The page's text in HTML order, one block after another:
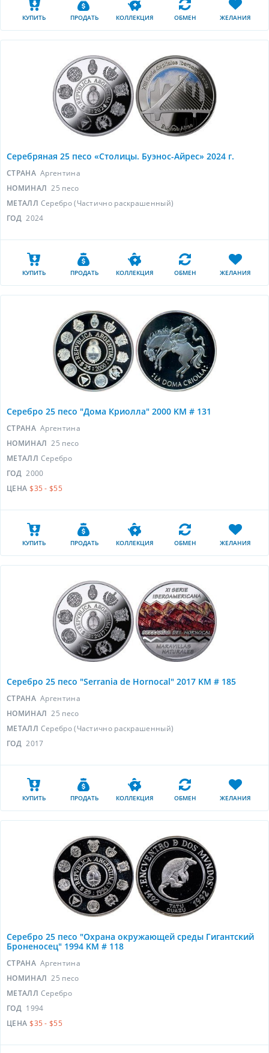
КУПИТЬ ПРОДАТЬ КОЛЛЕКЦИЯ ОБМЕН ЖЕЛАНИЯ
Серебряная 25 песо «Столицы. Буэнос-Айрес» 2024 г.
СТРАНА Аргентина
НОМИНАЛ 25 песо
МЕТАЛЛ Серебро (Частично раскрашенный)
ГОД 2024
КУПИТЬ ПРОДАТЬ КОЛЛЕКЦИЯ ОБМЕН ЖЕЛАНИЯ
Серебро 25 песо "Дома Криолла" 2000 KM # 131
СТРАНА Аргентина
НОМИНАЛ 25 песо
МЕТАЛЛ Серебро
ГОД 2000
ЦЕНА $35 - $55
КУПИТЬ ПРОДАТЬ КОЛЛЕКЦИЯ ОБМЕН ЖЕЛАНИЯ
Серебро 25 песо "Serrania de Hornocal" 2017 KM # 185
СТРАНА Аргентина
НОМИНАЛ 25 песо
МЕТАЛЛ Серебро (Частично раскрашенный)
ГОД 2017
КУПИТЬ ПРОДАТЬ КОЛЛЕКЦИЯ ОБМЕН ЖЕЛАНИЯ
Серебро 25 песо "Охрана окружающей среды Гигантский
Броненосец" 1994 KM # 118
СТРАНА Аргентина
НОМИНАЛ 25 песо
МЕТАЛЛ Серебро
ГОД 1994
ЦЕНА $35 - $55